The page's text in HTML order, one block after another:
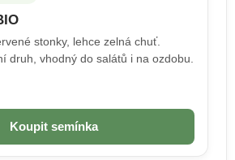
stonky, lehce zelná chuť.
druh, vhodný do salátů i na ozdobu.
Koupit semínka